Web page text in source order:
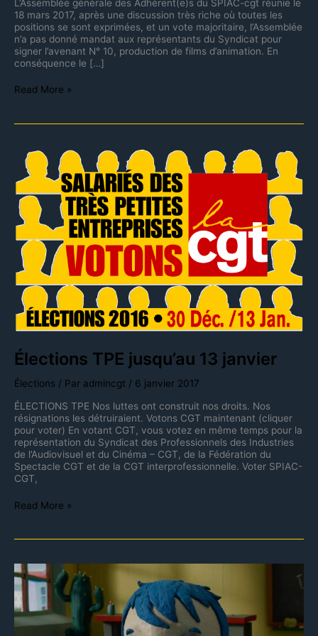
L’Assemblée générale des Adhérent(e)s du SPIAC-cgt réunie le
18 mars 2017, après une discussion très riche où toutes les
positions se sont exprimées, et un vote majoritaire, l’Assemblée
n’a pas donné mandat aux représentants du Syndicat pour
signer l’avenant N° 10, production de films d’animation. En
conséquence le […]
Read More »
Élections TPE jusqu’au 13 janvier
Élections / Par admincgt / 6 janvier 2017
ÉLECTIONS TPE Nos luttes ont construit nos droits. Nos
résignations les détruiraient. Votons CGT maintenant (cliquer
pour voter) En votant CGT, vous votez en même temps pour la
représentation du Syndicat des Professionnels des Industries
de l’Audiovisuel et du Cinéma – CGT, de la Fédération du
Spectacle CGT et de la CGT interprofessionnelle. Voter SPIAC-
CGT,
Élections
TPE
jusqu’au
janvier
Read More »
Nouvelles
propositions
du
SPFA
dans
le